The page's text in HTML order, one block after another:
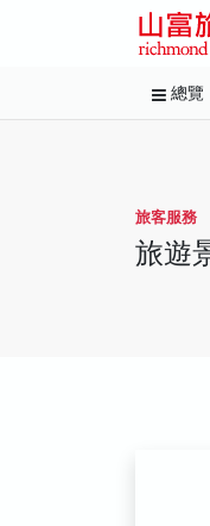
總覽
旅客服務
旅遊